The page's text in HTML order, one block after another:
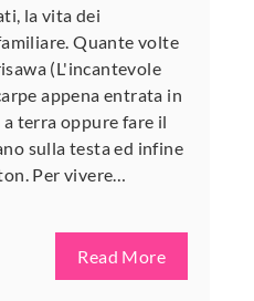
la vita dei
Quante volte
(L'incantevole
appena entrata in
a terra oppure fare il
sulla testa ed infine
Per vivere…
Read More